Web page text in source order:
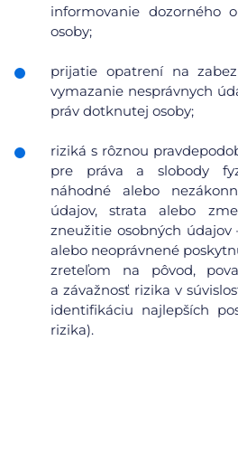
informovanie dozorného
osoby;
prijatie opatrení na
vymazanie nesprávnych
práv dotknutej osoby;
riziká s rôznou
pre práva a slobody
náhodné alebo
údajov, strata alebo
zneužitie osobných
alebo neoprávnené
zreteľom na pôvod,
a závažnosť rizika v
identifikáciu najlepších
rizika).